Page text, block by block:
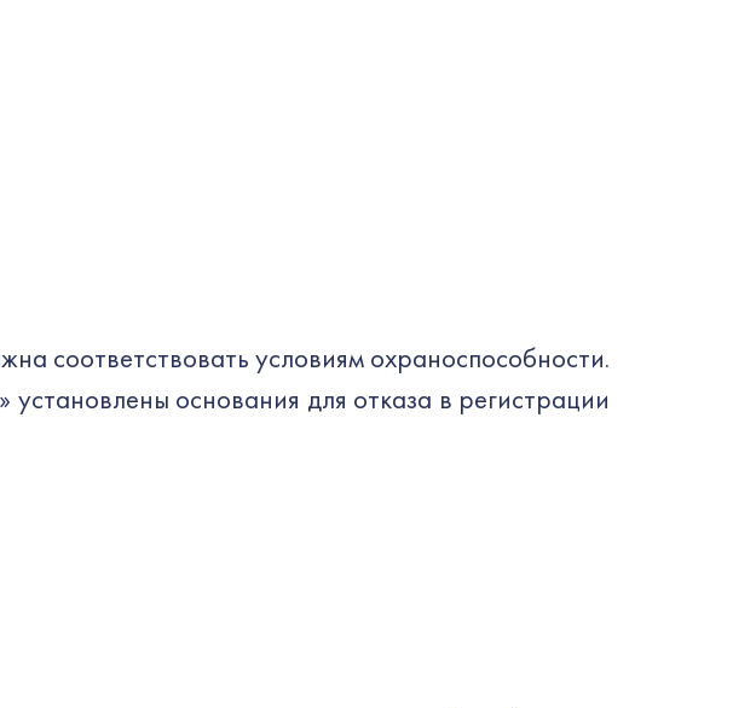
соответствовать условиям охраноспособности.
основания для отказа в регистрации